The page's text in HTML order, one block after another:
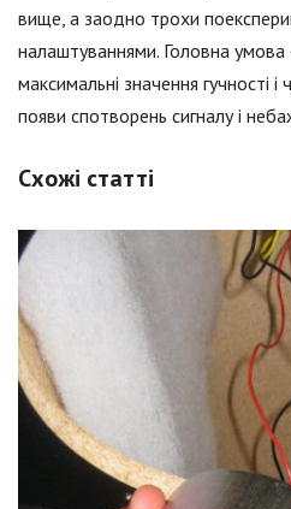
вище, а заодно трохи
налаштуваннями. Головна
максимальні значення гучності
появи спотворень сигналу і
Схожі статті